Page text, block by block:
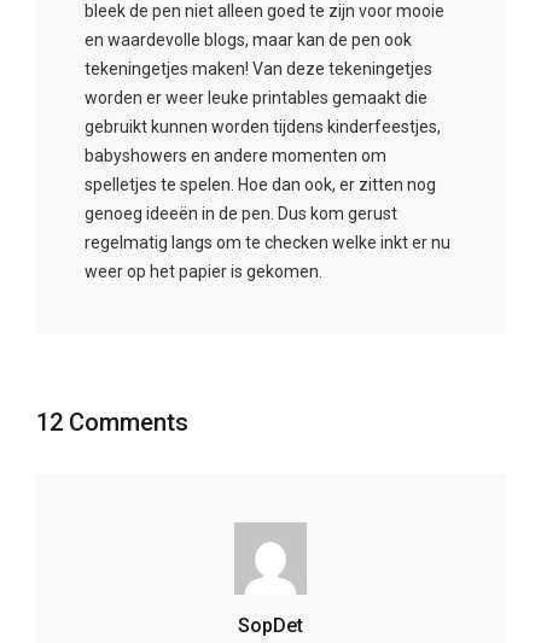
bleek de pen niet alleen goed te zijn voor mooie
en waardevolle blogs, maar kan de pen ook
tekeningetjes maken! Van deze tekeningetjes
worden er weer leuke printables gemaakt die
gebruikt kunnen worden tijdens kinderfeestjes,
babyshowers en andere momenten om
spelletjes te spelen. Hoe dan ook, er zitten nog
genoeg ideeën in de pen. Dus kom gerust
regelmatig langs om te checken welke inkt er nu
weer op het papier is gekomen.
12 Comments
SopDet